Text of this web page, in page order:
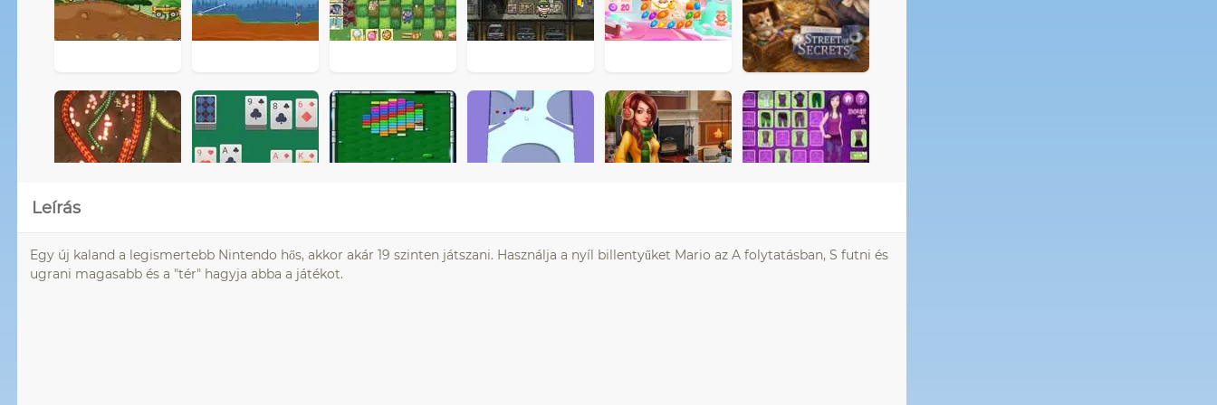
Leírás
Egy új kaland a legismertebb Nintendo hős, akkor akár 19 szinten játszani. Használja a nyíl billentyűket Mario az A folytatásban, S futni és
ugrani magasabb és a "tér" hagyja abba a játékot.